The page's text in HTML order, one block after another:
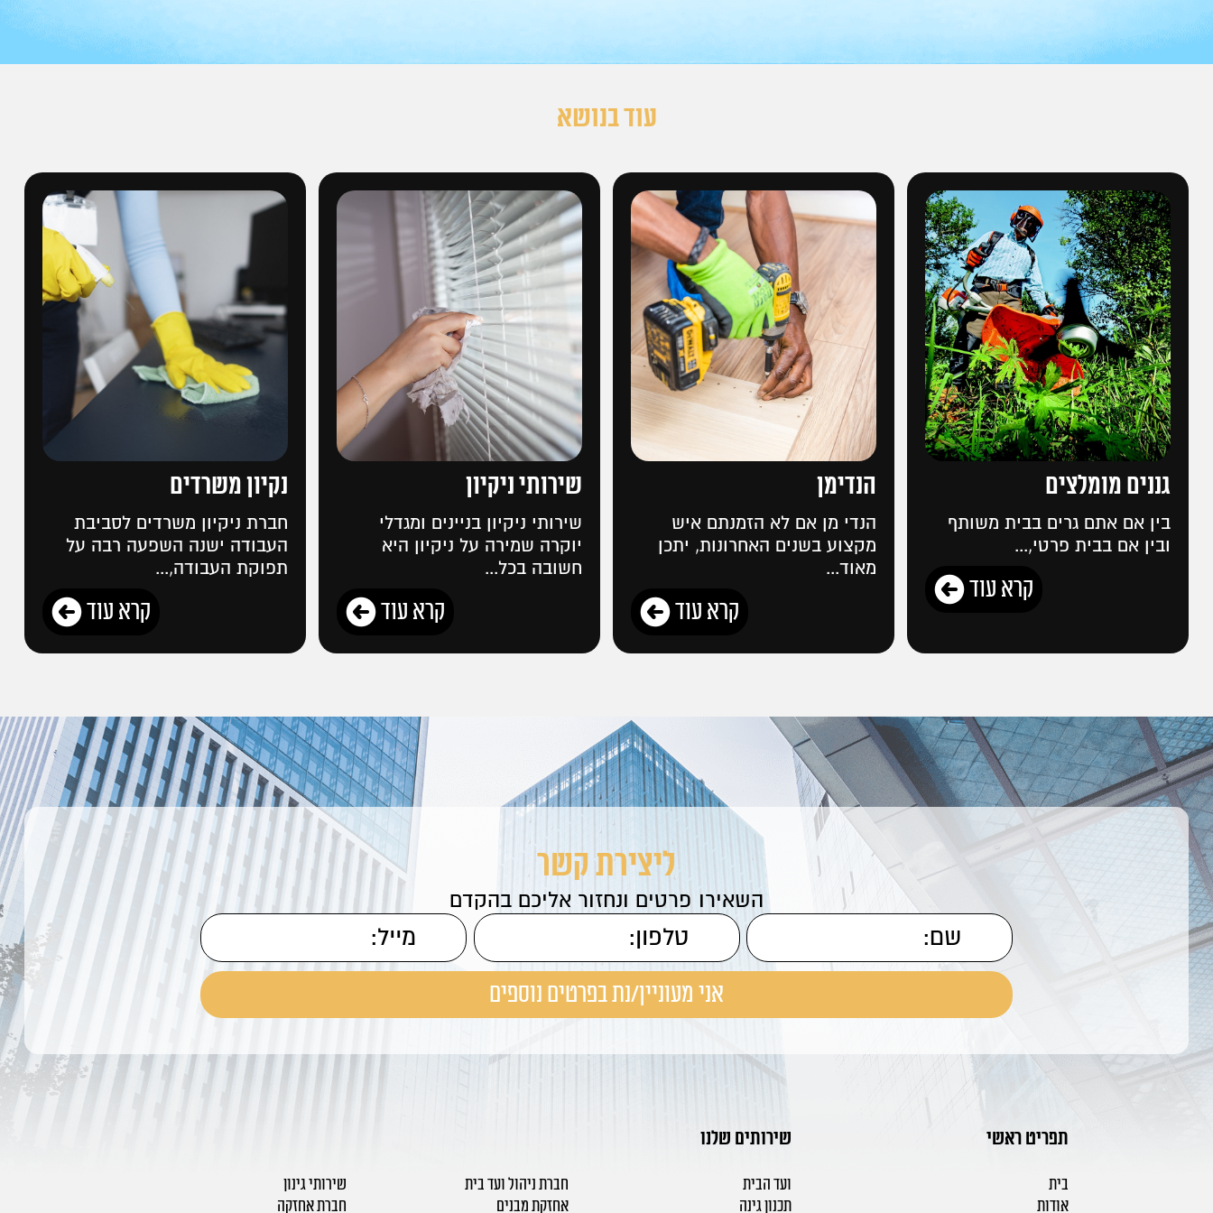
עוד בנושא
גננים מומלצים
בין אם אתם גרים בבית משותף
ובין אם בבית פרטי,...
קרא עוד
הנדימן
הנדי מן אם לא הזמנתם איש
מקצוע בשנים האחרונות, יתכן
מאוד...
קרא עוד
שירותי ניקיון
שירותי ניקיון בניינים ומגדלי
יוקרה שמירה על ניקיון היא
חשובה בכל...
קרא עוד
נקיון משרדים
חברת ניקיון משרדים לסביבת
העבודה ישנה השפעה רבה על
תפוקת העבודה,...
קרא עוד
ליצירת קשר
השאירו פרטים ונחזור אליכם בהקדם
תפריט ראשי
בית
אודות
שירותים שלנו
ועד הבית חברת ניהול ועד בית
שירותי גינון
תכנון גינה
אחזקת מבנים חברת אחזקה